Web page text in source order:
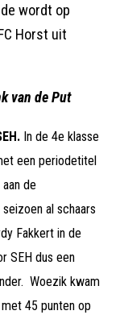
wordt op
Horst uit
van de Put
In de 4e klasse
een periodetitel
de
al schaars
Fakkert in de
SEH dus een
Woezik kwam
45 punten op